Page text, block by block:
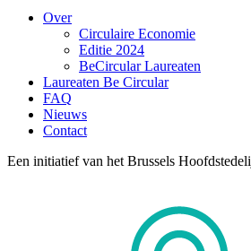
Over
Circulaire Economie
Editie 2024
BeCircular Laureaten
Laureaten Be Circular
FAQ
Nieuws
Contact
Een initiatief van het Brussels